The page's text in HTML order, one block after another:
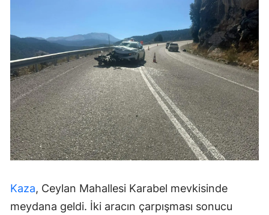
Kaza, Ceylan Mahallesi Karabel mevkisinde
meydana geldi. İki aracın çarpışması sonucu